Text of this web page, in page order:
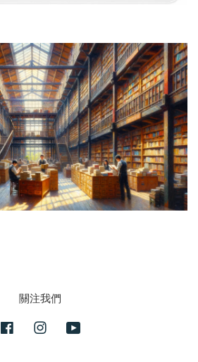
關注我們
FacebookInstagram